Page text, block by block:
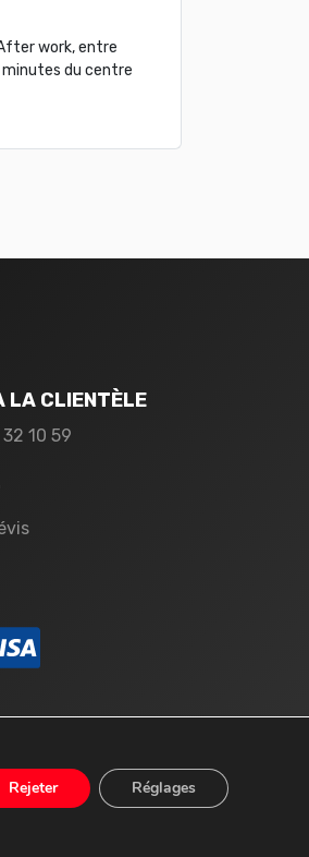
work, entre
minutes du centre
LA CLIENTÈLE
10 59
Rejeter Réglages